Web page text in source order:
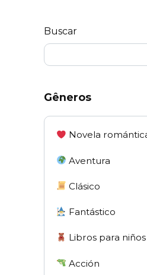
Buscar
Gêneros
Novela
Aventura
Clásico
Fantástico
Libros para niños
Acción